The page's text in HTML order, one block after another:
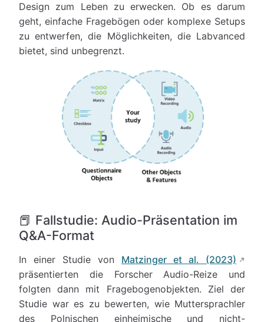
Design zum Leben zu erwecken. Ob es darum
geht, einfache Fragebögen oder komplexe Setups
zu entwerfen, die Möglichkeiten, die Labvanced
bietet, sind unbegrenzt.
📕 Fallstudie: Audio-Präsentation im
Q&A-Format
In einer Studie von Matzinger et al. (2023)
präsentierten die Forscher Audio-Reize und
folgten dann mit Fragebogenobjekten. Ziel der
Studie war es zu bewerten, wie Muttersprachler
des Polnischen einheimische und nicht-